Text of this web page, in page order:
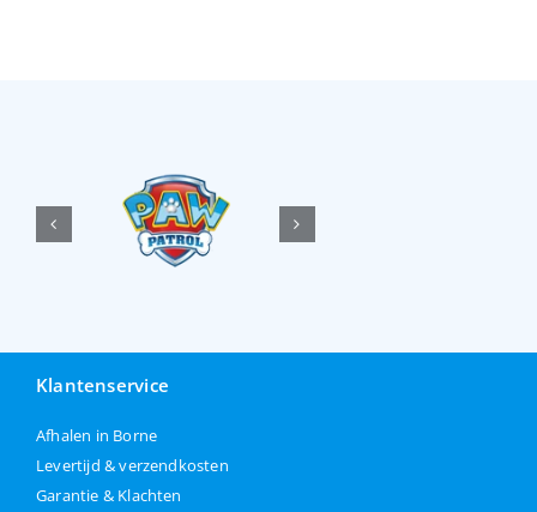
Klantenservice
Afhalen in Borne
Levertijd & verzendkosten
Garantie & Klachten